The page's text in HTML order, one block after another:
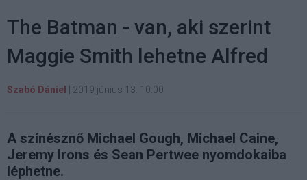
The Batman - van, aki szerint
Maggie Smith lehetne Alfred
Szabó Dániel 2019 június 13. 10:00
A színésznő Michael Gough, Michael Caine,
Jeremy Irons és Sean Pertwee nyomdokaiba
léphetne.